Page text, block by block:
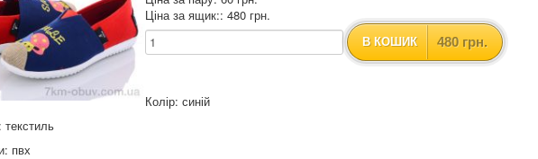
Ціна за ящик:: 480 грн.
В КОШИК 480 грн.
Колір: синій
текстиль
пвх